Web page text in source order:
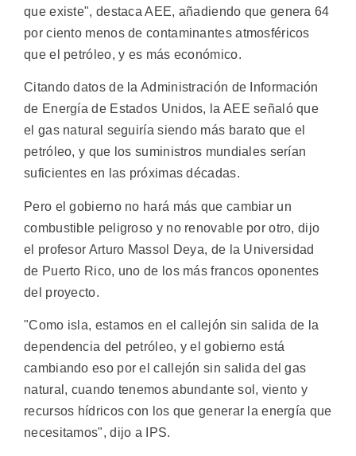
que existe", destaca AEE, añadiendo que genera 64
por ciento menos de contaminantes atmosféricos
que el petróleo, y es más económico.
Citando datos de la Administración de Información
de Energía de Estados Unidos, la AEE señaló que
el gas natural seguiría siendo más barato que el
petróleo, y que los suministros mundiales serían
suficientes en las próximas décadas.
Pero el gobierno no hará más que cambiar un
combustible peligroso y no renovable por otro, dijo
el profesor Arturo Massol Deya, de la Universidad
de Puerto Rico, uno de los más francos oponentes
del proyecto.
"Como isla, estamos en el callejón sin salida de la
dependencia del petróleo, y el gobierno está
cambiando eso por el callejón sin salida del gas
natural, cuando tenemos abundante sol, viento y
recursos hídricos con los que generar la energía que
necesitamos", dijo a IPS.